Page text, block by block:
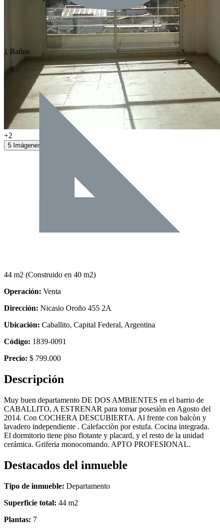
+2
5 Imágenes
1 Baños
44 m2 (Construido en 40 m2)
Operación: Venta
Dirección: Nicasio Oroño 455 2A
Ubicación: Caballito, Capital Federal, Argentina
Código: 1839-0091
Precio: $ 799.000
Descripción
Muy buen departamento DE DOS AMBIENTES en el barrio de
CABALLITO, A ESTRENAR para tomar posesiòn en Agosto del
2014. Con COCHERA DESCUBIERTA. Al frente con balcòn y
lavadero independiente . Calefacciòn por estufa. Cocina integrada.
El dormitorio tiene piso flotante y placard, y el resto de la unidad
cerámica. Griferia monocomando. APTO PROFESIONAL.
Destacados del inmueble
Tipo de inmueble: Departamento
Superficie total: 44 m2
Plantas: 7